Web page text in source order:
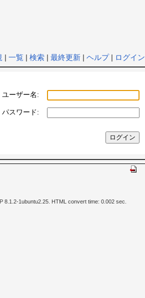
| 一覧| 検索| 最終更新| ヘルプ| ログイン
ユーザー名:
パスワード:
8.1.2-1ubuntu2.25. HTML convert time: 0.002 sec.